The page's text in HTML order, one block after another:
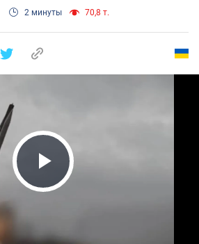
2 минуты 70,8 т.
Play Video